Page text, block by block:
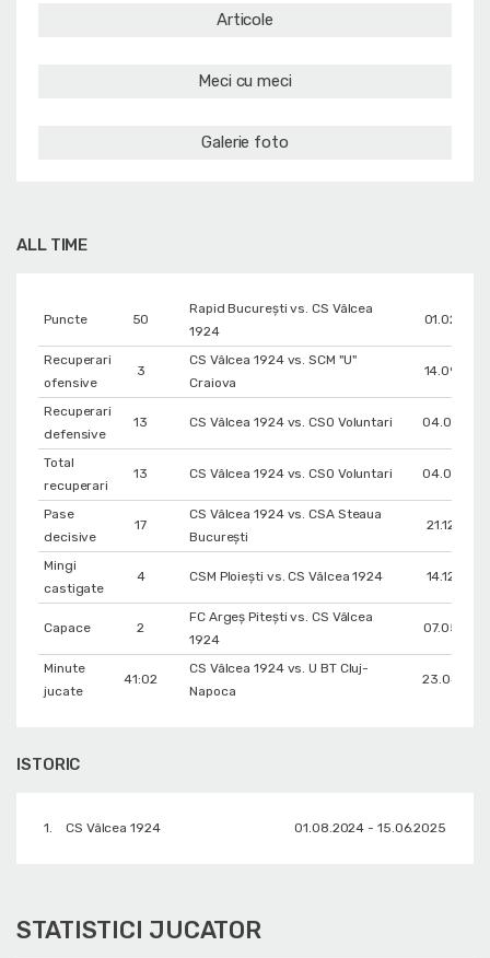
Articole
Meci cu meci
Galerie foto
ALL TIME
Puncte 50
Rapid București vs. CS Vâlcea
1924
Recuperari
ofensive
3
CS Vâlcea 1924 vs. SCM "U"
Craiova
Recuperari
defensive
13 CS Vâlcea 1924 vs. CSO Voluntari
Total
recuperari
13 CS Vâlcea 1924 vs. CSO Voluntari
Pase
decisive
17
CS Vâlcea 1924 vs. CSA Steaua
București
21.12.2024
Mingi
castigate
4 CSM Ploiești vs. CS Vâlcea 1924 14.12.2024
Capace 2
FC Argeș Pitești vs. CS Vâlcea
1924
Minute
jucate
41:02
CS Vâlcea 1924 vs. U BT Cluj-
Napoca
ISTORIC
1. CS Vâlcea 1924 01.08.2024 - 15.06.2025
STATISTICI JUCATOR